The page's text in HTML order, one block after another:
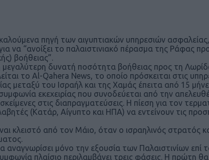
πηγή των αιγυπτιακών υπηρεσιών
να “ανοίξει το παλαιστινιακό πέρασμα της Ράφας
βοήθειας”.
μεγαλύτερη δυνατή ποσότητα βοήθειας προς τη
το Al-Qahera News, το οποίο πρόσκειται στις
μεταξύ του Ισραήλ και της Χαμάς έπειτα από 15
εκεχειρίας που συνοδεύεται από την
στις διαπραγματεύσεις. Η πίεση για τον
(Κατάρ, Αίγυπτο και ΗΠΑ) να εντείνουν τις
κλειστό από τον Μάιο, όταν ο ισραηλινός στρατός
αναγνωρίσει μόνο την εξουσία των Παλαιστινίων επί
πλαίσιο περιλαμβάνει τρεις φάσεις. Η πρώτη θα